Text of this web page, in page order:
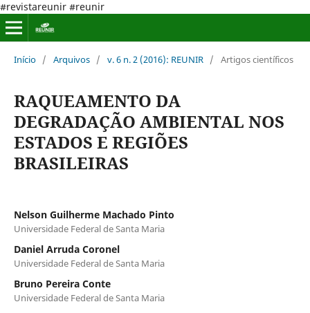
#revistareunir #reunir
Início / Arquivos / v. 6 n. 2 (2016): REUNIR / Artigos científicos
RAQUEAMENTO DA
DEGRADAÇÃO AMBIENTAL NOS
ESTADOS E REGIÕES
BRASILEIRAS
Nelson Guilherme Machado Pinto
Universidade Federal de Santa Maria
Daniel Arruda Coronel
Universidade Federal de Santa Maria
Bruno Pereira Conte
Universidade Federal de Santa Maria